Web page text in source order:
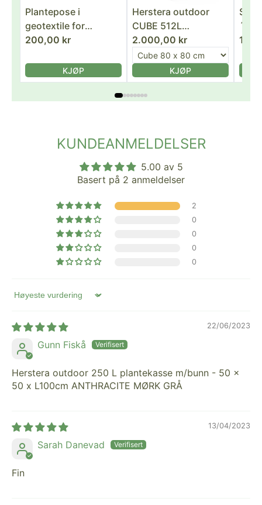
Plantepose i
geotextile for
Herstera outdoor
200,00 kr
KJØP
Herstera outdoor
CUBE 512L
plantekasse m/bunn
- 80 x 80 x 80cm
ANTHRACITE MØRK
GRÅ
2.000,00 kr
KJØP
KUNDEANMELDELSER
5.00 av 5
Basert på 2 anmeldelser
2
0
0
0
0
Sort by
22/06/2023
Gunn Fiskå
Herstera outdoor 250 L plantekasse m/bunn - 50 x
50 x L100cm ANTHRACITE MØRK GRÅ
13/04/2023
Sarah Danevad
Fin